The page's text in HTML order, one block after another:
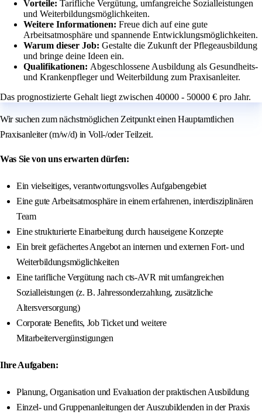
Vorteile: Tarifliche Vergütung, umfangreiche Sozialleistungen
und Weiterbildungsmöglichkeiten.
Weitere Informationen: Freue dich auf eine gute
Arbeitsatmosphäre und spannende Entwicklungsmöglichkeiten.
Warum dieser Job: Gestalte die Zukunft der Pflegeausbildung
und bringe deine Ideen ein.
Qualifikationen: Abgeschlossene Ausbildung als Gesundheits-
und Krankenpfleger und Weiterbildung zum Praxisanleiter.
Das prognostizierte Gehalt liegt zwischen 40000 - 50000 € pro Jahr.
Wir suchen zum nächstmöglichen Zeitpunkt einen Hauptamtlichen
Praxisanleiter (m/w/d) in Voll-/oder Teilzeit.
Was Sie von uns erwarten dürfen:
Ein vielseitiges, verantwortungsvolles Aufgabengebiet
Eine gute Arbeitsatmosphäre in einem erfahrenen, interdisziplinären
Team
Eine strukturierte Einarbeitung durch hauseigene Konzepte
Ein breit gefächertes Angebot an internen und externen Fort- und
Weiterbildungsmöglichkeiten
Eine tarifliche Vergütung nach cts-AVR mit umfangreichen
Sozialleistungen (z. B. Jahressonderzahlung, zusätzliche
Altersversorgung)
Corporate Benefits, Job Ticket und weitere
Mitarbeitervergünstigungen
Ihre Aufgaben:
Planung, Organisation und Evaluation der praktischen Ausbildung
Einzel- und Gruppenanleitungen der Auszubildenden in der Praxis